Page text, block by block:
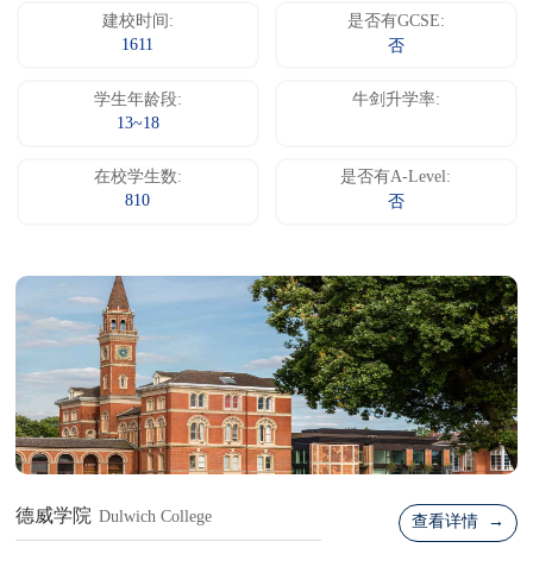
建校时间:
1611
是否有GCSE:
否
学生年龄段:
13~18
牛剑升学率:
在校学生数:
810
是否有A-Level:
否
德威学院 Dulwich College 查看详情 →